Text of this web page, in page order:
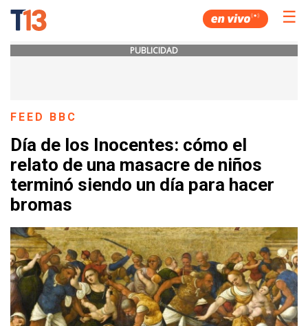
☰
PUBLICIDAD
FEED BBC
Día de los Inocentes: cómo el
relato de una masacre de niños
terminó siendo un día para hacer
bromas